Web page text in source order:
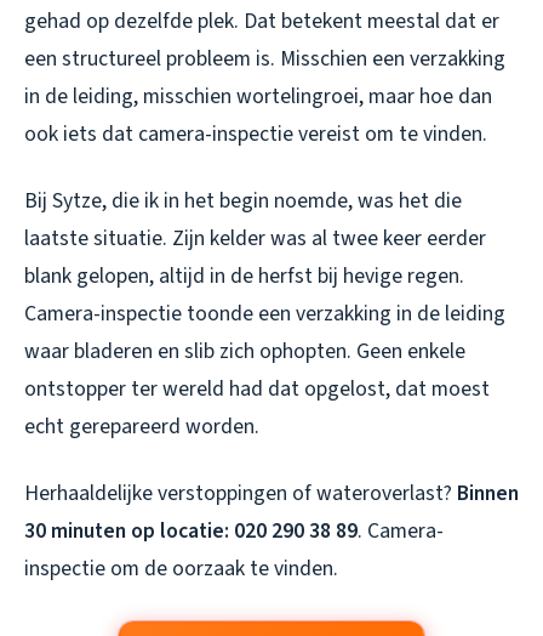
gehad op dezelfde plek. Dat betekent meestal dat er
een structureel probleem is. Misschien een verzakking
in de leiding, misschien wortelingroei, maar hoe dan
ook iets dat camera-inspectie vereist om te vinden.
Bij Sytze, die ik in het begin noemde, was het die
laatste situatie. Zijn kelder was al twee keer eerder
blank gelopen, altijd in de herfst bij hevige regen.
Camera-inspectie toonde een verzakking in de leiding
waar bladeren en slib zich ophopten. Geen enkele
ontstopper ter wereld had dat opgelost, dat moest
echt gerepareerd worden.
Herhaaldelijke verstoppingen of wateroverlast? Binnen
30 minuten op locatie: 020 290 38 89. Camera-
inspectie om de oorzaak te vinden.